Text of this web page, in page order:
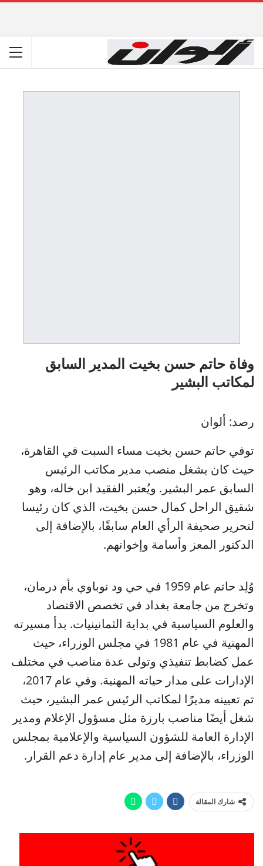
وفاة حاتم حسن بخيت المدير السابق
لمكاتب البشير
رصد: ألوان
توفي حاتم حسن بخيت مساء السبت في القاهرة،
حيث كان يشغل منصب مدير مكاتب الرئيس
السابق عمر البشير. ويُعتبر الفقيد ابن خاله، وهو
شقيق الراحل كمال حسن بخيت، الذي كان رئيسا
لتحرير صحيفة الرأي العام سابقًا، بالإضافة إلى
الدكتور المعز وأسامة وإخوانهم.
وُلِد حاتم عام 1959 في حي ود نوباوي بأم درمان،
وتخرج من جامعة بغداد في تخصص الاقتصاد
والعلوم السياسية في بداية الثمانينيات. بدأ مسيرته
المهنية في عام 1981 في مجلس الوزراء، حيث
عمل كضابط تنفيذي وتولى عدة مناصب في مختلف
الإدارات على مدار حياته المهنية. وفي عام 2017،
تم تعيينه مديرًا لمكاتب الرئيس عمر البشير، حيث
شغل أيضًا مناصب بارزة مثل مسؤول الإعلام ومدير
الإدارة العامة للشؤون السياسية والإعلامية بمجلس
الوزراء، بالإضافة إلى مدير عام إدارة دعم القرار.
شارك المقالة